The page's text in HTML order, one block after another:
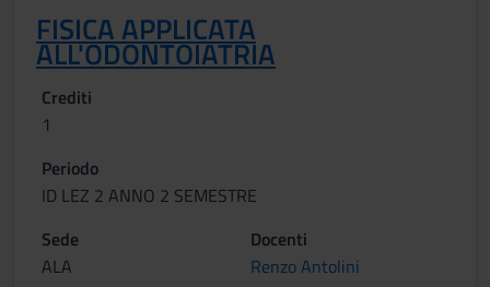
FISICA APPLICATA
ALL'ODONTOIATRIA
Crediti
1
Periodo
ID LEZ 2 ANNO 2 SEMESTRE
Sede
ALA
Docenti
Renzo Antolini